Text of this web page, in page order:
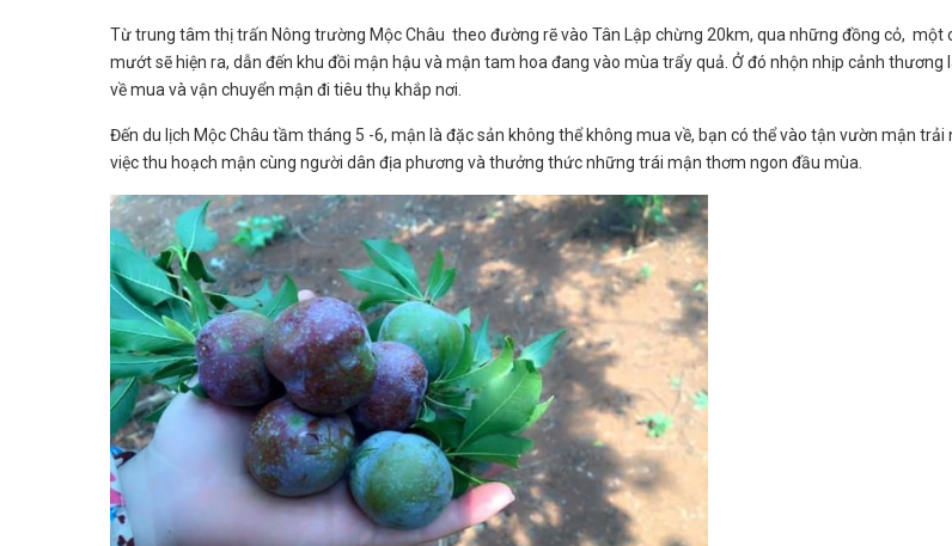
Từ trung tâm thị trấn Nông trường Mộc Châu theo đường rẽ vào Tân Lập chừng 20km, qua những đồng cỏ, một
mướt sẽ hiện ra, dẫn đến khu đồi mận hậu và mận tam hoa đang vào mùa trẩy quả. Ở đó nhộn nhịp cảnh thương
về mua và vận chuyển mận đi tiêu thụ khắp nơi.
Đến du lịch Mộc Châu tầm tháng 5 -6, mận là đặc sản không thể không mua về, bạn có thể vào tận vườn mận trải
việc thu hoạch mận cùng người dân địa phương và thưởng thức những trái mận thơm ngon đầu mùa.